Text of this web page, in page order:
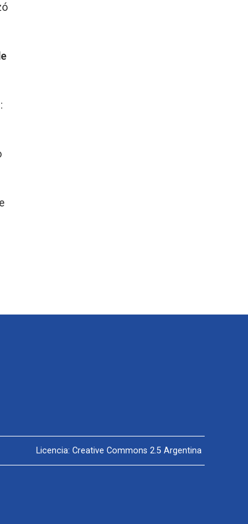
Licencia: Creative Commons 2.5 Argentina